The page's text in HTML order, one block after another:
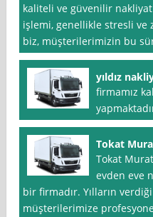
kaliteli ve güvenilir nakliyat
işlemi, genellikle stresli ve
biz, müşterilerimizin bu
yıldız
firmamız
Tokat
Tokat
evden eve
bir firmadır. Yılların
müşterilerimize